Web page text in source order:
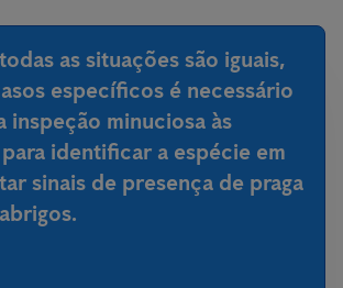
as situações são iguais,
específicos é necessário
inspeção minuciosa às
identificar a espécie em
sinais de presença de praga